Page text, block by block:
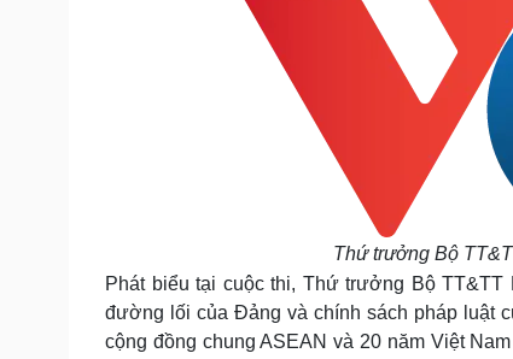
Thứ trưởng Bộ
Phát biểu tại cuộc thi, Thứ trưởng Bộ
đường lối của Đảng và chính sách pháp luật
cộng đồng chung ASEAN và 20 năm Việt